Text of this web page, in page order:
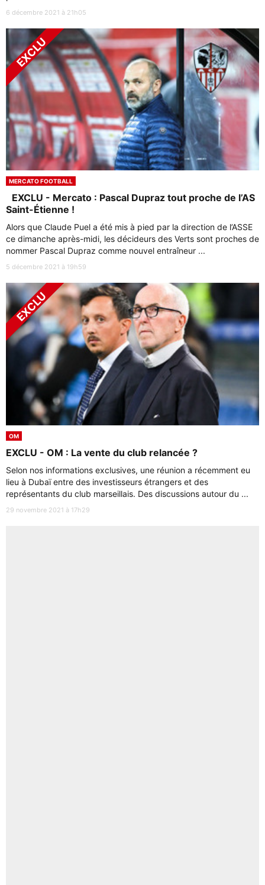
6 décembre 2021 à 21h05
MERCATO FOOTBALL
EXCLU - Mercato : Pascal Dupraz tout proche de l’AS
Saint-Étienne !
Alors que Claude Puel a été mis à pied par la direction de l’ASSE
ce dimanche après-midi, les décideurs des Verts sont proches de
nommer Pascal Dupraz comme nouvel entraîneur ...
5 décembre 2021 à 19h59
OM
EXCLU - OM : La vente du club relancée ?
Selon nos informations exclusives, une réunion a récemment eu
lieu à Dubaï entre des investisseurs étrangers et des
représentants du club marseillais. Des discussions autour du ...
29 novembre 2021 à 17h29